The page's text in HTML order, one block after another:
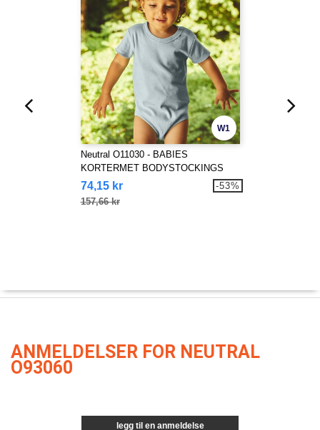
W1
Neutral O11030 - BABIES
KORTERMET BODYSTOCKINGS
74,15 kr
157,66 kr
-53%
ANMELDELSER FOR NEUTRAL
O93060
legg til en anmeldelse